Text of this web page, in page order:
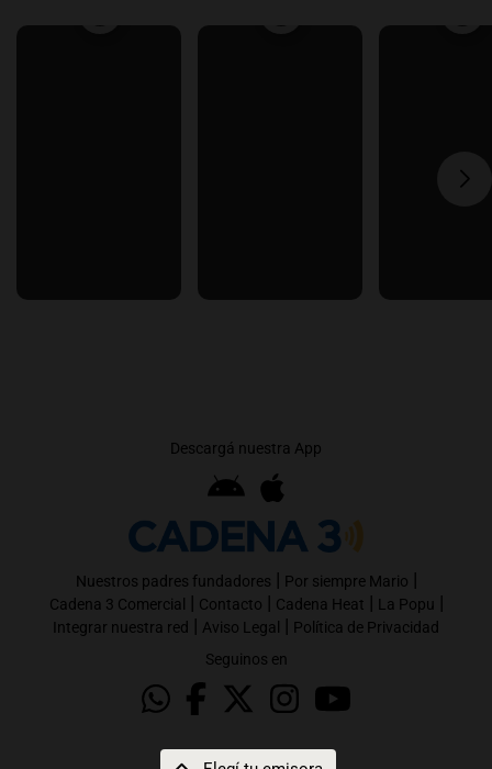
Descargá nuestra App
Nuestros padres fundadores | Por siempre Mario |
Cadena 3 Comercial | Contacto | Cadena Heat | La Popu |
Integrar nuestra red | Aviso Legal | Política de Privacidad
Seguinos en